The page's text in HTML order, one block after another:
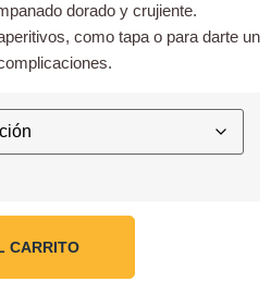
dorado y crujiente.
como tapa o para darte un
CARRITO